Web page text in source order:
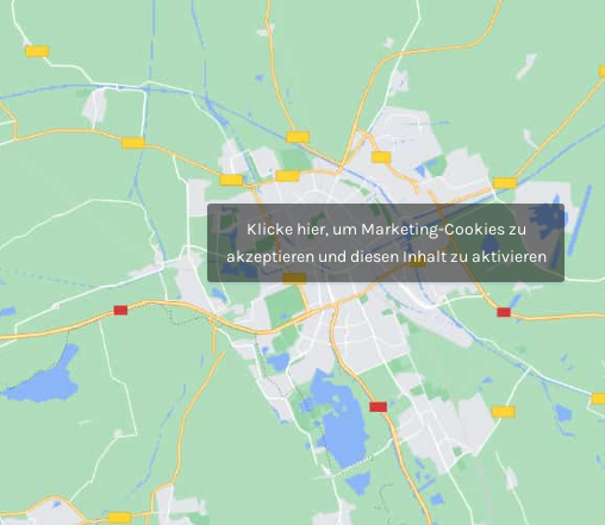
Klicke hier, um Marketing-Cookies zu
akzeptieren und diesen Inhalt zu aktivieren